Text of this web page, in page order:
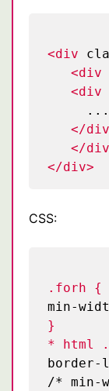
<div
<div
<div
</
</
</div>
CSS:
.forh {
min-
}
* html
/* min-